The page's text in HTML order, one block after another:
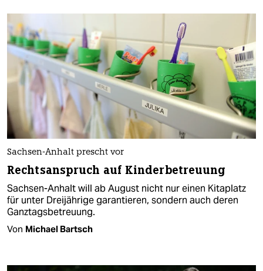
Sachsen-Anhalt prescht vor
Rechtsanspruch auf Kinderbetreuung
Sachsen-Anhalt will ab August nicht nur einen Kitaplatz
für unter Dreijährige garantieren, sondern auch deren
Ganztagsbetreuung.
Von Michael Bartsch